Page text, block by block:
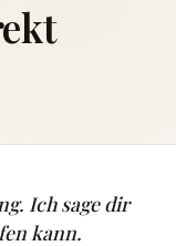
Ich sage dir
kann.